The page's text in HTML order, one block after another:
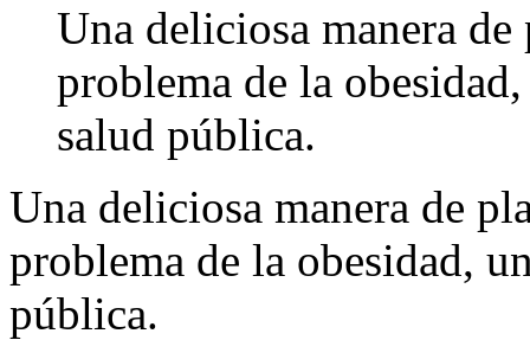
Una deliciosa manera
problema de la
salud pública.
Una deliciosa manera de
problema de la obesidad,
pública.